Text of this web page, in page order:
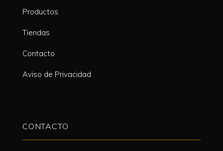
Productos
Tiendas
Contacto
Aviso de Privacidad
CONTACTO